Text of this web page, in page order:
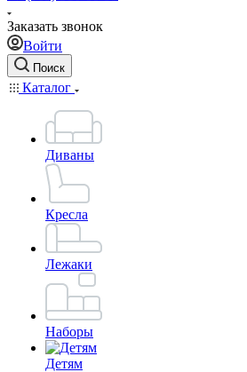
Заказать звонок
Войти
Поиск
Каталог
Диваны
Кресла
Лежаки
Наборы
Детям